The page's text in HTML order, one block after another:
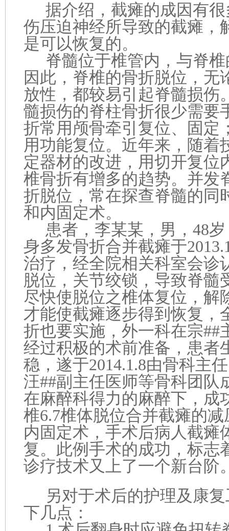
据介绍，截瘫的成因有
伤压迫神经所导致的截瘫，
是可以恢复的。
脊髓位于椎管内，与脊
因此，脊椎的骨折脱位，无
放性，都较易引起脊髓损伤
髓损伤的脊柱骨折很少需要
折常用颅骨牵引复位、固定
用功能复位。近年来，随着
定器材的改进，用切开复位
椎骨折有增多的趋势。并发
折脱位，常在探查脊髓的同
和内固定术。
患者，李某某，男，48
身多发骨折合并截瘫于
治疗，经全院相关科室会诊
脱位，关节绞锁，导致脊髓
尽快使脱位之椎体复位，解
才能使截瘫逐步得到恢复，
折也要实施，外一科在宗##
经过积极的术前准备，患者
稳，遂于2014.1.8由骨科主
汪##副主任医师等骨科团队
在麻醉科得力的麻醉下，成
椎6.7椎体脱位合并截瘫的
内固定术，手术后病人截瘫
复。此例手术的成功，标志
诊疗技术又上了一个新台阶
另对于术后的护理及康
下几点：